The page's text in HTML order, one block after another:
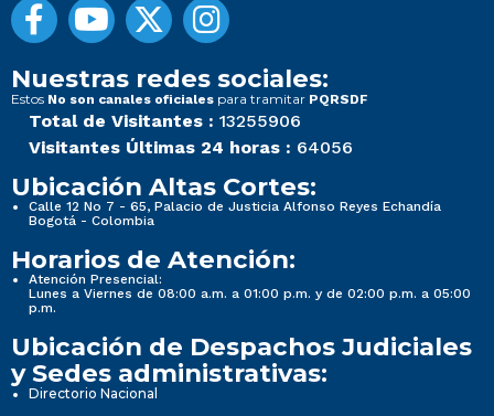
Nuestras redes sociales:
Estos No son canales oficiales para tramitar PQRSDF
Total de Visitantes : 13255906
Visitantes Últimas 24 horas : 64056
Ubicación Altas Cortes:
Calle 12 No 7 - 65, Palacio de Justicia Alfonso Reyes Echandía
Bogotá - Colombia
Horarios de Atención:
Atención Presencial:
Lunes a Viernes de 08:00 a.m. a 01:00 p.m. y de 02:00 p.m. a 05:00
p.m.
Ubicación de Despachos Judiciales
y Sedes administrativas:
Directorio Nacional